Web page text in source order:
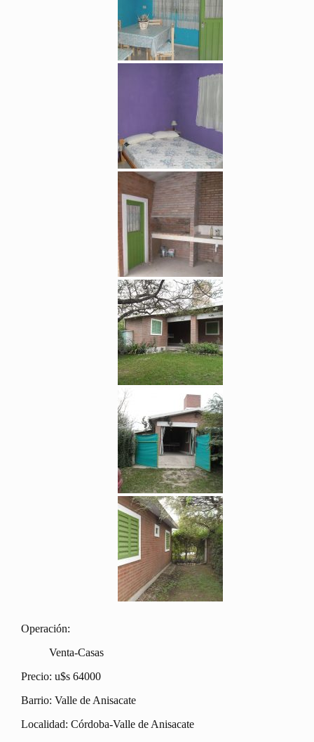
Operación:
Venta-Casas
Precio: u$s 64000
Barrio: Valle de Anisacate
Localidad: Córdoba-Valle de Anisacate